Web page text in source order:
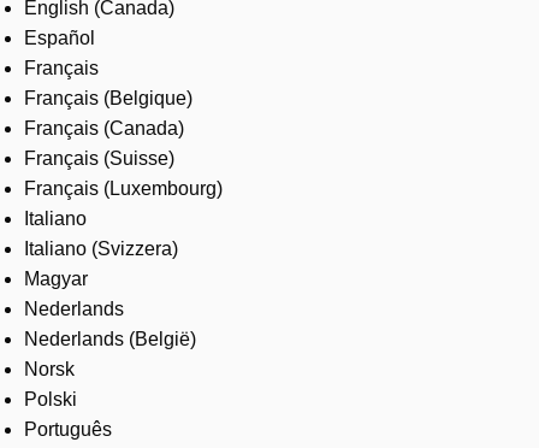
English (Canada)
Español
Français
Français (Belgique)
Français (Canada)
Français (Suisse)
Français (Luxembourg)
Italiano
Italiano (Svizzera)
Magyar
Nederlands
Nederlands (België)
Norsk
Polski
Português